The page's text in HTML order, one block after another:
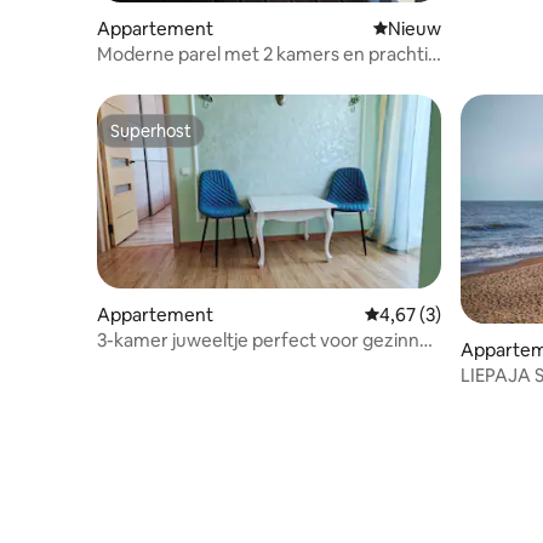
Appartement Nieuwe
Nieuw
Moderne parel met 2 kamers en prachtig
Superhost
Superhost
Appartement Gemiddelde
4,67 (3)
3-kamer juweeltje perfect voor gezinnen
LIEPAJA